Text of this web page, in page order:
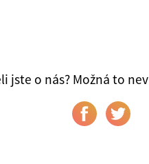
jste o nás? Možná to